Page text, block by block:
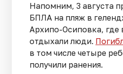
Напомним, 3 августа
БПЛА на пляж в
Архипо-Осиповка, где
отдыхали люди.
в том числе четыре
получили ранения.